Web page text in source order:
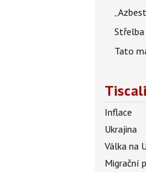
Střelba
Tato
Inflace
Ukrajina
Válka na
Migrační